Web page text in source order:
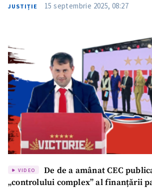
JUSTIȚIE 15 septembrie 2025, 08:27
VIDEO
De de a amânat CEC
„controlului complex” al finanțării